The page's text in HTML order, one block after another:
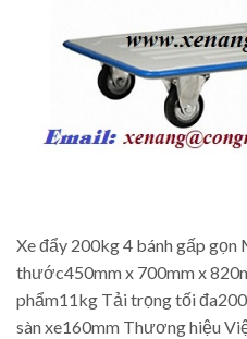
Xe đẩy 200kg 4 bánh gấp
thước450mm x 700mm x
phẩm11kg Tải trọng tối
sàn xe160mm Thương hiệu